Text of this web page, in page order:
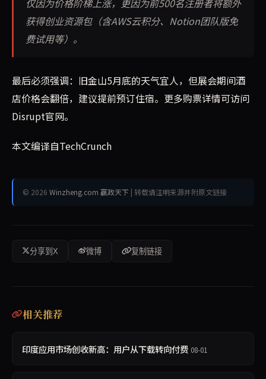
获得创业资源包（含AWS云积分、Notion团队版免
费试用等）。
最后必须强调：旧金山5月底的天气宜人，但展会期间酒
店价格会翻倍，建议提前预订住宿。更多购票详情可访问
Disrupt官网。
本文编译自TechCrunch
© 2026 Winzheng.com 赢政天下 | 转载请注明来源并附原文链接
分享到X 微博 复制链接
相关推荐
印度应用市场创收新高：用户从下载转向付费 08-01